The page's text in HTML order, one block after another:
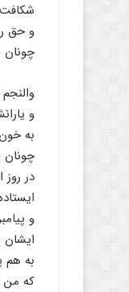
شکافت
و حق
چونان
و
به
چونان
در روز
و
ایشان
به هم
که من